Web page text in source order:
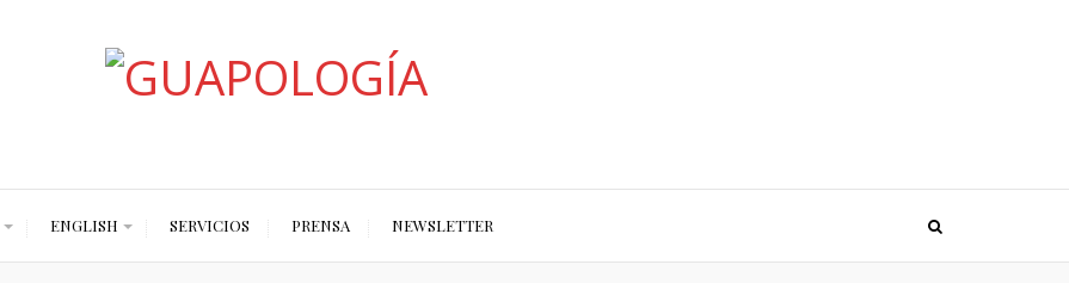
ENGLISH SERVICIOS PRENSA NEWSLETTER